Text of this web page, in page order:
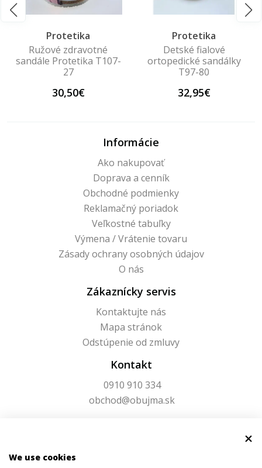
Protetika
Ružové zdravotné
sandále Protetika T107-
27
30,50€
Protetika
Detské fialové
ortopedické sandálky
T97-80
32,95€
Informácie
Ako nakupovať
Doprava a cenník
Obchodné podmienky
Reklamačný poriadok
Veľkostné tabuľky
Výmena / Vrátenie tovaru
Zásady ochrany osobných údajov
O nás
Zákaznícky servis
Kontaktujte nás
Mapa stránok
Odstúpenie od zmluvy
Kontakt
0910 910 334
obchod@obujma.sk
We use cookies